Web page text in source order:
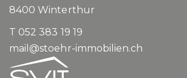
8400Winterthur
T 052 383 19 19
mail@stoehr-immobilien.ch